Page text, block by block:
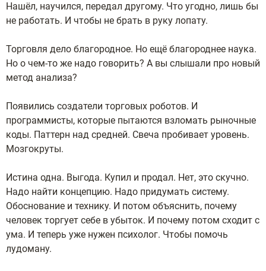
Нашёл, научился, передал другому. Что угодно, лишь бы
не работать. И чтобы не брать в руку лопату.
Торговля дело благородное. Но ещё благороднее наука.
Но о чем-то же надо говорить? А вы слышали про новый
метод анализа?
Появились создатели торговых роботов. И
программисты, которые пытаются взломать рыночные
коды. Паттерн над средней. Свеча пробивает уровень.
Мозгокруты.
Истина одна. Выгода. Купил и продал. Нет, это скучно.
Надо найти концепцию. Надо придумать систему.
Обоснование и технику. И потом объяснить, почему
человек торгует себе в убыток. И почему потом сходит с
ума. И теперь уже нужен психолог. Чтобы помочь
лудоману.